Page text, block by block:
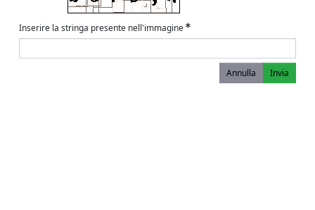
Inserire la stringa presente nell'immagine
Annulla Invia